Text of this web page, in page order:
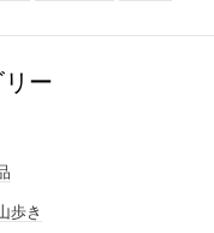
ー
歩き